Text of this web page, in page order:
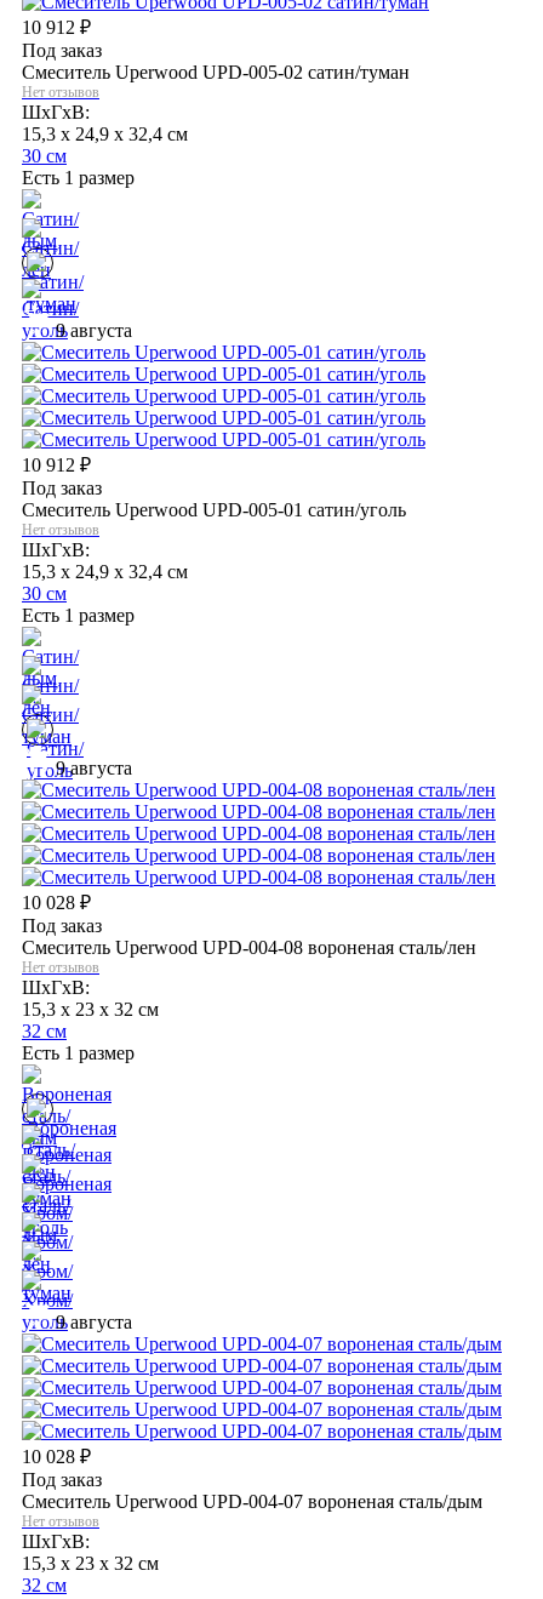
10 912 ₽
Под заказ
Смеситель Uperwood UPD-005-02 сатин/туман
Нет отзывов
ШхГхВ:
15,3 x 24,9 x 32,4 см
30 см
Есть 1 размер
9 августа
10 912 ₽
Под заказ
Смеситель Uperwood UPD-005-01 сатин/уголь
Нет отзывов
ШхГхВ:
15,3 x 24,9 x 32,4 см
30 см
Есть 1 размер
9 августа
10 028 ₽
Под заказ
Смеситель Uperwood UPD-004-08 вороненая сталь/лен
Нет отзывов
ШхГхВ:
15,3 x 23 x 32 см
32 см
Есть 1 размер
9 августа
10 028 ₽
Под заказ
Смеситель Uperwood UPD-004-07 вороненая сталь/дым
Нет отзывов
ШхГхВ:
15,3 x 23 x 32 см
32 см